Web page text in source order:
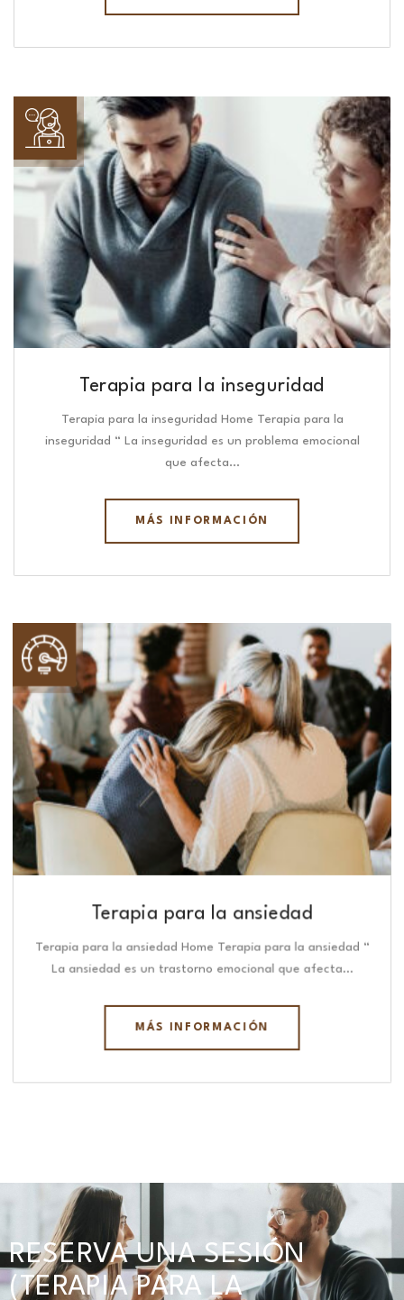
Terapia para la inseguridad
Terapia para la inseguridad Home Terapia para la
inseguridad “ La inseguridad es un problema emocional
que afecta…
MÁS INFORMACIÓN
Terapia para la ansiedad
Terapia para la ansiedad Home Terapia para la ansiedad “
La ansiedad es un trastorno emocional que afecta…
MÁS INFORMACIÓN
RESERVA UNA SESIÓN
(TERAPIA PARA LA